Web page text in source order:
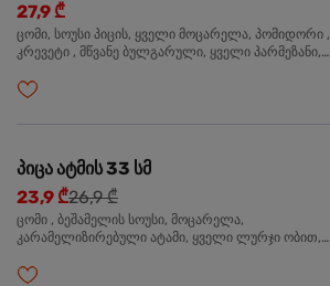
27,9 ₾
ცომი, სოუსი პიცის, ყველი მოცარელა, პომიდორი ,
კრევეტი , მწვანე ბულგარული, ყველი პარმეზანი,
პიცა ატმის 33 სმ
23,9 ₾26,9 ₾
ცომი , ბეშამელის სოუსი, მოცარელა,
კარამელიზირებული ატამი, ყველი ლურჯი ობით,